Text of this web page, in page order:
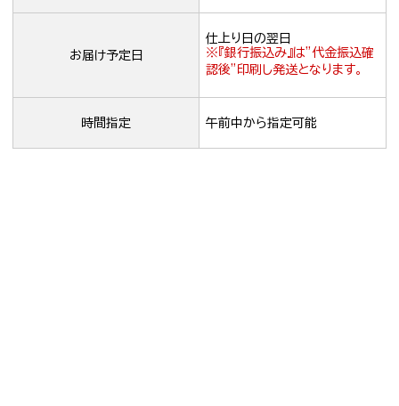
お届け予定日
仕上り日の翌日
※『銀行振込み』は”代金振込確
認後”印刷し発送となります。
時間指定 午前中から指定可能